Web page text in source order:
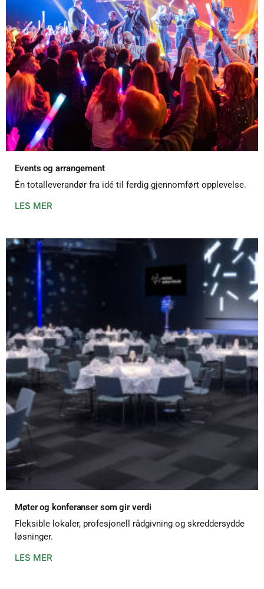
Events og arrangement
Én totalleverandør fra idé til ferdig gjennomført opplevelse.
LES MER
Møter og konferanser som gir verdi
Fleksible lokaler, profesjonell rådgivning og skreddersydde
løsninger.
LES MER